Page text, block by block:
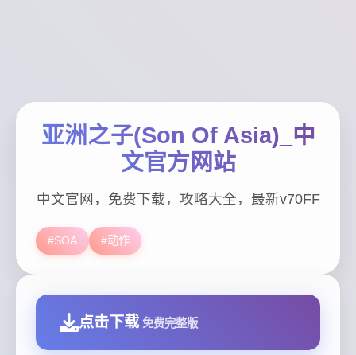
亚洲之子(Son Of Asia)_中
文官方网站
中文官网，免费下载，攻略大全，最新v70FF
#SOA #动作
点击下载 免费完整版